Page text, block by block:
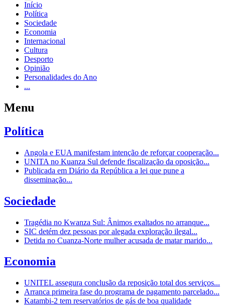
Início
Política
Sociedade
Economia
Internacional
Cultura
Desporto
Opinião
Personalidades do Ano
...
Menu
Política
Angola e EUA manifestam intenção de reforçar cooperação...
UNITA no Kuanza Sul defende fiscalização da oposição...
Publicada em Diário da República a lei que pune a
disseminação...
Sociedade
Tragédia no Kwanza Sul: Ânimos exaltados no arranque...
SIC detém dez pessoas por alegada exploração ilegal...
Detida no Cuanza-Norte mulher acusada de matar marido...
Economia
UNITEL assegura conclusão da reposição total dos serviços...
Arranca primeira fase do programa de pagamento parcelado...
Katambi-2 tem reservatórios de gás de boa qualidade